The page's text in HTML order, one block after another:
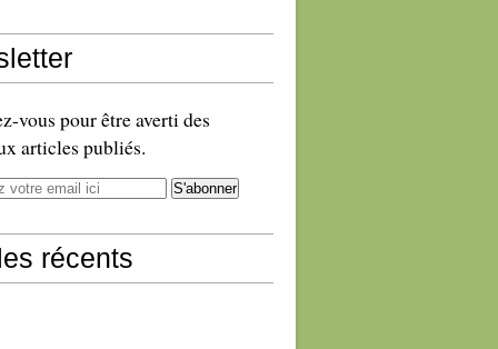
vous pour être averti des
articles publiés.
récents